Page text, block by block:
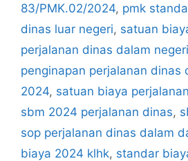
83/PMK.02/2024, pmk
dinas luar negeri, satuan
perjalanan dinas dalam negeri
penginapan perjalanan dinas
2024, satuan biaya
sbm 2024 perjalanan dinas,
sop perjalanan dinas dalam
biaya 2024 klhk, standar